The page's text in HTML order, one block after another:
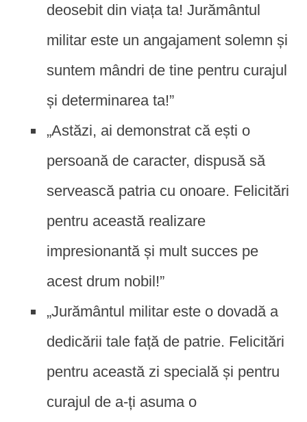
deosebit din viața ta! Jurământul
militar este un angajament solemn și
suntem mândri de tine pentru curajul
și determinarea ta!”
„Astăzi, ai demonstrat că ești o
persoană de caracter, dispusă să
servească patria cu onoare. Felicitări
pentru această realizare
impresionantă și mult succes pe
acest drum nobil!”
„Jurământul militar este o dovadă a
dedicării tale față de patrie. Felicitări
pentru această zi specială și pentru
curajul de a-ți asuma o